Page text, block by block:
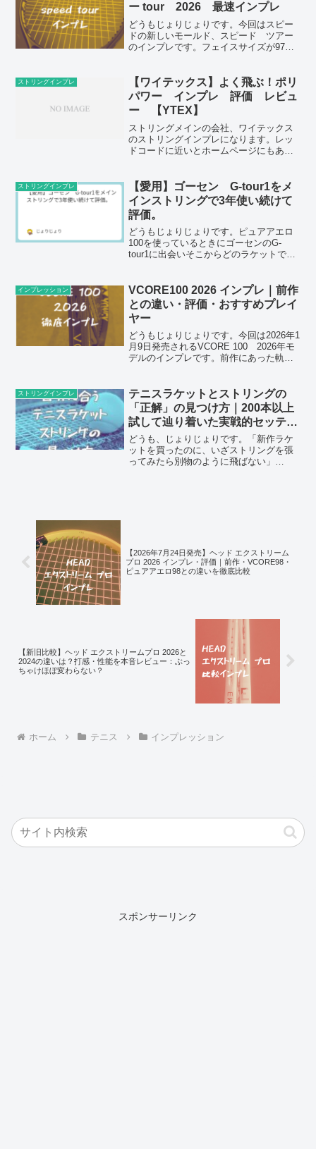
ー tour 2026 最速インプレ
どうもじょりじょりです。今回はスピー
ドの新しいモールド、スピード ツアー
のインプレです。フェイスサイズが97平
{b.MoshimoAffiliateO...
ストリングインプレ
【ワイテックス】よく飛ぶ！ポリ
パワー インプレ 評価 レビュ
ー 【YTEX】
ストリングメインの会社、ワイテックス
のストリングインプレになります。レッ
ドコードに近いとホームページにもあり
ストリングインプレ
【愛用】ゴーセン G-tour1をメ
インストリングで3年使い続けて
評価。
どうもじょりじょりです。ピュアアエロ
100を使っているときにゴーセンのG-
tour1に出会いそこからどのラケットでも
局戻ってG-tour1を使っています。メイン
ラケット...
インプレッション
VCORE100 2026 インプレ｜前作
との違い・評価・おすすめプレイ
ヤー
どうもじょりじょりです。今回は2026年1
月9日発売されるVCORE 100 2026年モ
デルのインプレです。前作にあった軌道
のでかなり使いやすくなりました。ボレ
ーも打...
ストリングインプレ
テニスラケットとストリングの
「正解」の見つけ方｜200本以上
試して辿り着いた実戦的セッティ
ング論
どうも、じょりじょりです。「新作ラケ
ットを買ったのに、いざストリングを張
ってみたら別物のように飛ばない」
【2026年7月24日発売】ヘッド エクストリーム
プロ 2026 インプレ・評価｜前作・VCORE98・
ピュアアエロ98との違いを徹底比較
【新旧比較】ヘッド エクストリームプロ 2026と
2024の違いは？打感・性能を本音レビュー：ぶっ
ちゃけほぼ変わらない？
ホーム テニス インプレッション
スポンサーリンク